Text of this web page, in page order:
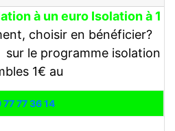
à un euro Isolation à 1
choisir en bénéficier?
sur le programme isolation
1€ au
77 77 36 14